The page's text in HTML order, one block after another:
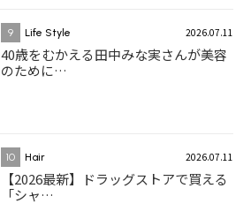
9 Life Style 2026.07.11
40歳をむかえる田中みな実さんが美容
のために…
10 Hair 2026.07.11
【2026最新】ドラッグストアで買える
「シャ…